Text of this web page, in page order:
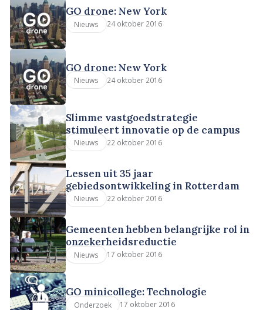
GO drone: New York
Nieuws 24 oktober 2016
GO drone: New York
Nieuws 24 oktober 2016
Slimme vastgoedstrategie
stimuleert innovatie op de campus
Nieuws 22 oktober 2016
Lessen uit 35 jaar
gebiedsontwikkeling in Rotterdam
Nieuws 22 oktober 2016
Gemeenten hebben belangrijke rol in
onzekerheidsreductie
Nieuws 17 oktober 2016
GO minicollege: Technologie
Onderzoek 17 oktober 2016